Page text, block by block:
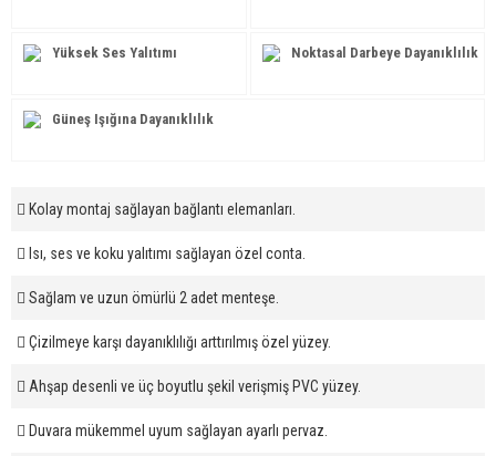
Yüksek Ses Yalıtımı Noktasal Darbeye Dayanıklılık
Güneş Işığına Dayanıklılık
Kolay montaj sağlayan bağlantı elemanları.
Isı, ses ve koku yalıtımı sağlayan özel conta.
Sağlam ve uzun ömürlü 2 adet menteşe.
Çizilmeye karşı dayanıklılığı arttırılmış özel yüzey.
Ahşap desenli ve üç boyutlu şekil verişmiş PVC yüzey.
Duvara mükemmel uyum sağlayan ayarlı pervaz.